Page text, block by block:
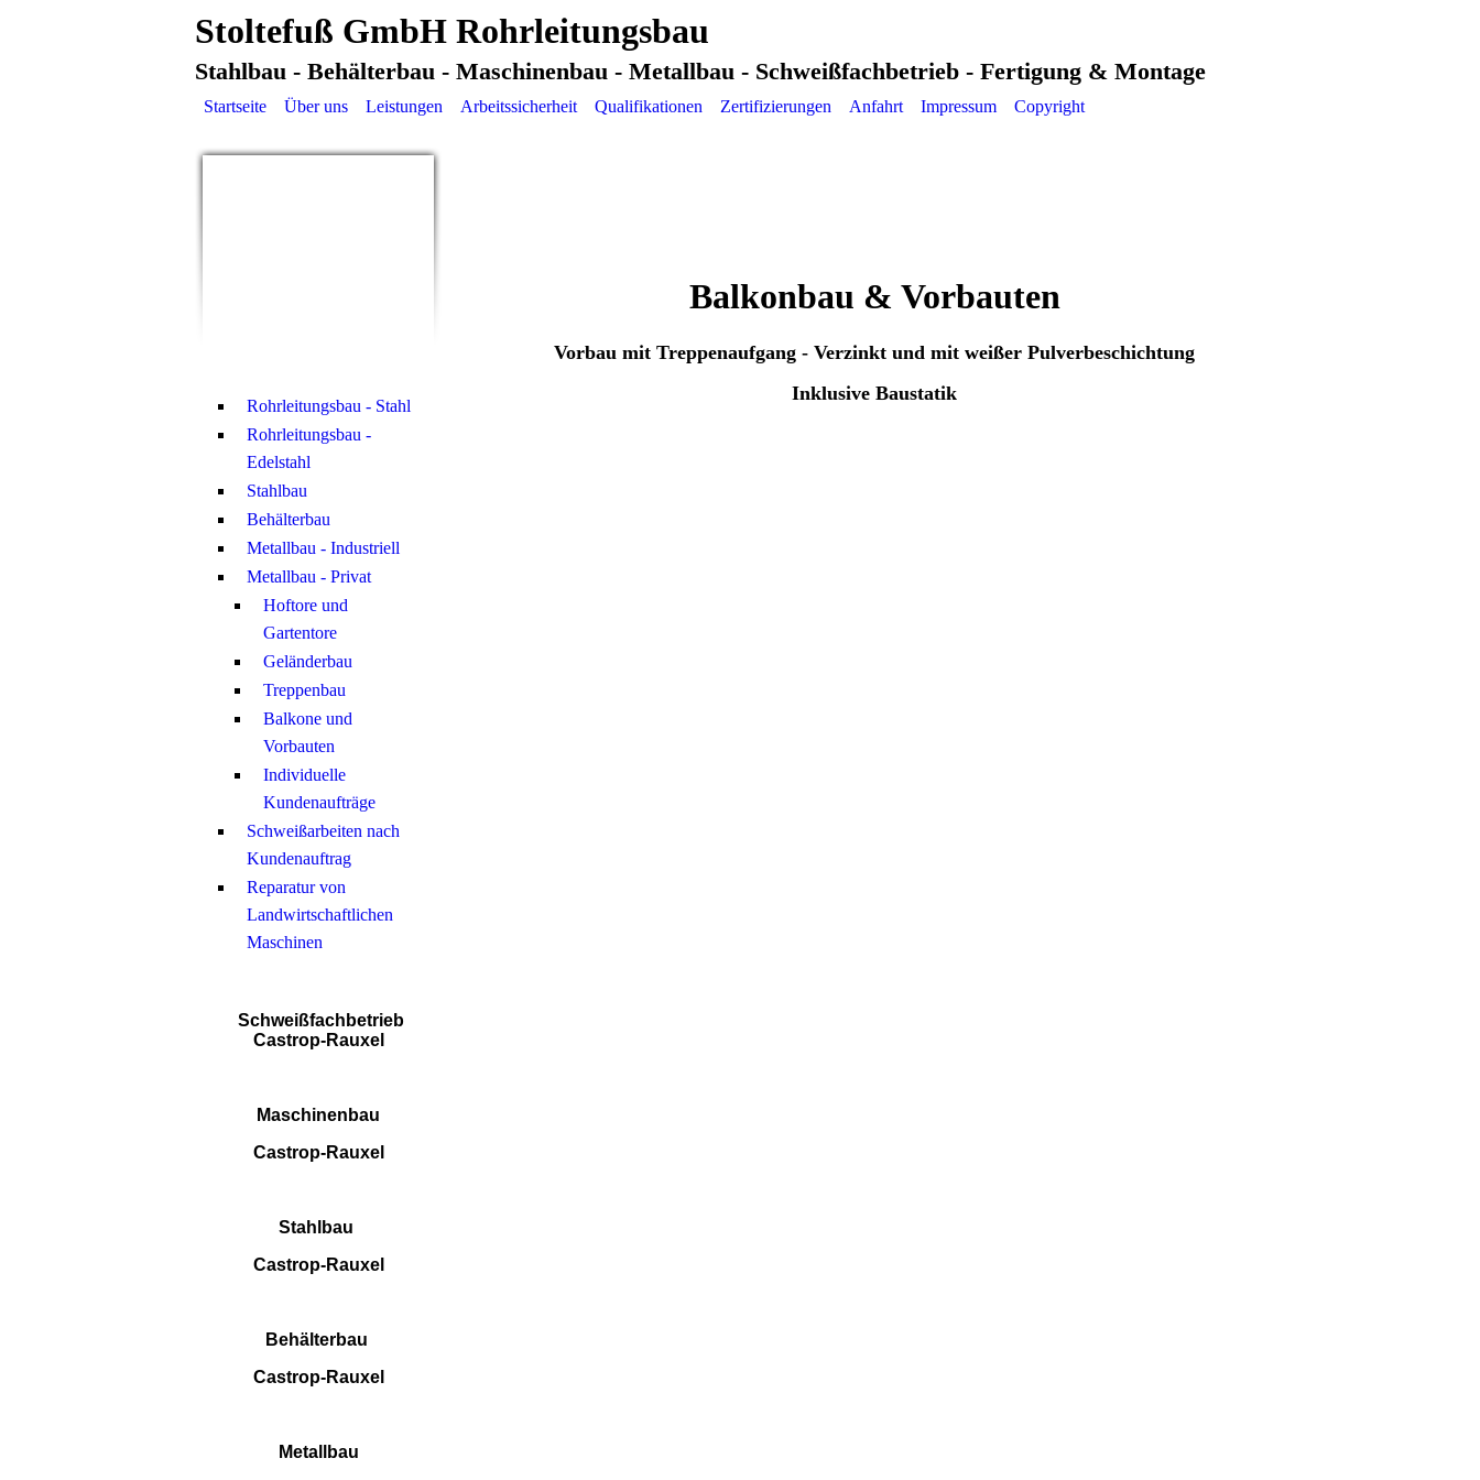
Stoltefuß GmbH Rohrleitungsbau
Stahlbau - Behälterbau - Maschinenbau - Metallbau - Schweißfachbetrieb - Fertigung & Montage
Startseite Über uns Leistungen Arbeitssicherheit Qualifikationen Zertifizierungen Anfahrt Impressum Copyright
Rohrleitungsbau - Stahl
Rohrleitungsbau -
Edelstahl
Stahlbau
Behälterbau
Metallbau - Industriell
Metallbau - Privat
Hoftore und
Gartentore
Geländerbau
Treppenbau
Balkone und
Vorbauten
Individuelle
Kundenaufträge
Schweißarbeiten nach
Kundenauftrag
Reparatur von
Landwirtschaftlichen
Maschinen
Schweißfachbetrieb
Castrop-Rauxel
Maschinenbau
Castrop-Rauxel
Stahlbau
Castrop-Rauxel
Behälterbau
Castrop-Rauxel
Metallbau
Balkonbau & Vorbauten
Vorbau mit Treppenaufgang - Verzinkt und mit weißer Pulverbeschichtung
Inklusive Baustatik